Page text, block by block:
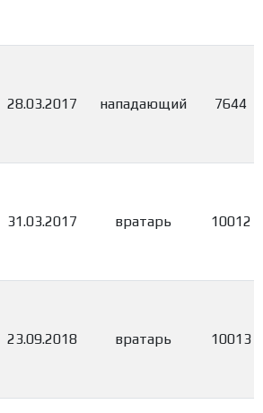
28.03.2017 нападающий 7644
31.03.2017 вратарь 10012
23.09.2018 вратарь 10013